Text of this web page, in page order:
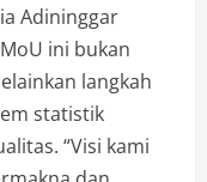
Adininggar
ini bukan
langkah
statistik
“Visi kami